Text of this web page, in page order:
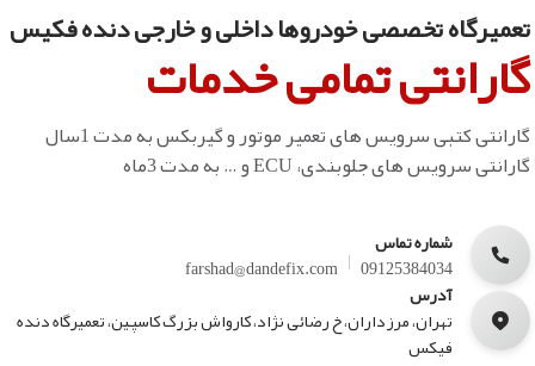
تعمیرگاه تخصصی خودروها داخلی و خارجی دنده فکیس
گارانتی تمامی خدمات
گارانتی کتبی سرویس های تعمیر موتور و گیربکس به مدت 1سال
گارانتی سرویس های جلوبندی، ECU و … به مدت 3ماه
شماره تماس
09125384034
farshad@dandefix.com
آدرس
تهران، مرزداران، خ رضائی نژاد، کارواش بزرگ کاسپین، تعمیرگاه دنده
فیکس